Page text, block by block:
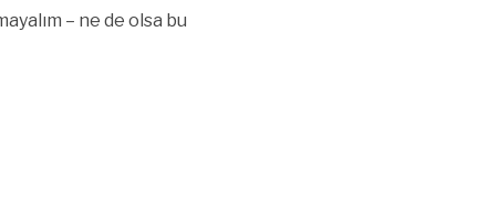
– ne de olsa bu